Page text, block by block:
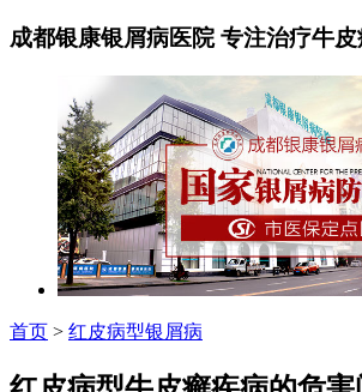
成都银康银屑病医院 专注治疗牛皮
首页 > 红皮病型银屑病